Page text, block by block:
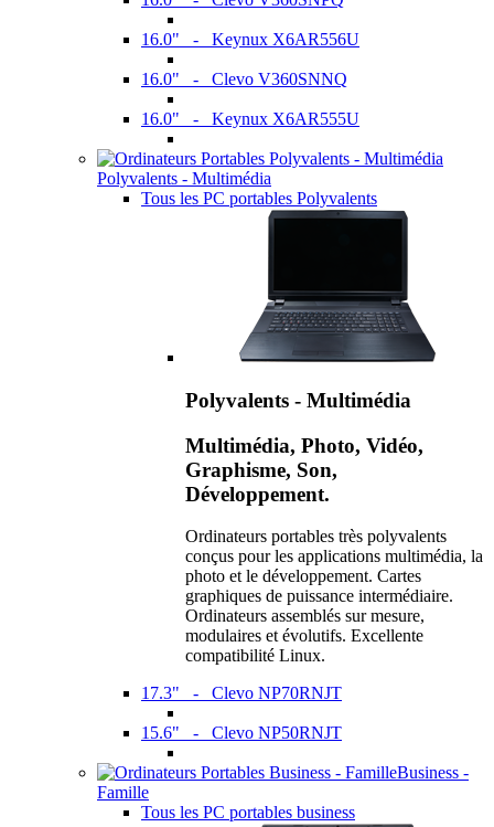
16.0" - Keynux X6AR556U
16.0" - Clevo V360SNNQ
16.0" - Keynux X6AR555U
Polyvalents - Multimédia
Tous les PC portables Polyvalents
Polyvalents - Multimédia
Multimédia, Photo, Vidéo,
Graphisme, Son,
Développement.
Ordinateurs portables très polyvalents
conçus pour les applications multimédia, la
photo et le développement. Cartes
graphiques de puissance intermédiaire.
Ordinateurs assemblés sur mesure,
modulaires et évolutifs. Excellente
compatibilité Linux.
17.3" - Clevo NP70RNJT
15.6" - Clevo NP50RNJT
Business -
Famille
Tous les PC portables business